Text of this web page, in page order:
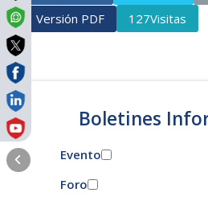
Versión PDF 127Visitas
Boletines
Evento
Foro